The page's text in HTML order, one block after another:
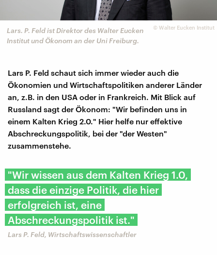
© Walter Eucken Institut
Lars. P. Feld ist Direktor des Walter Eucken
Institut und Ökonom an der Uni Freiburg.
Lars P. Feld schaut sich immer wieder auch die
Ökonomien und Wirtschaftspolitiken anderer Länder
an, z.B. in den USA oder in Frankreich. Mit Blick auf
Russland sagt der Ökonom: "Wir befinden uns in
einem Kalten Krieg 2.0." Hier helfe nur effektive
Abschreckungspolitik, bei der "der Westen"
zusammenstehe.
"Wir wissen aus dem Kalten Krieg 1.0,
dass die einzige Politik, die hier
erfolgreich ist, eine
Abschreckungspolitik ist."
Lars P. Feld, Wirtschaftswissenschaftler